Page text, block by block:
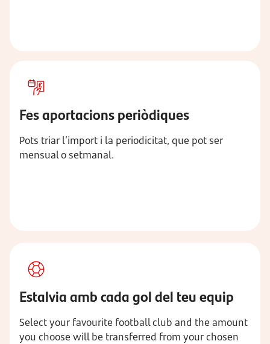
Fes aportacions periòdiques
Pots triar l’import i la periodicitat, que pot ser
mensual o setmanal.
Estalvia amb cada gol del teu equip
Select your favourite football club and the amount
you choose will be transferred from your chosen